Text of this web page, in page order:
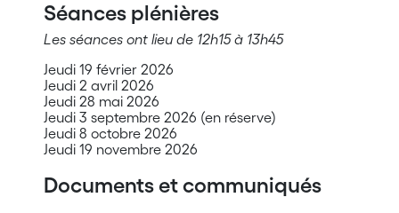
Séances plénières
Les séances ont lieu de 12h15 à 13h45
Jeudi 19 février 2026
Jeudi 2 avril 2026
Jeudi 28 mai 2026
Jeudi 3 septembre 2026 (en réserve)
Jeudi 8 octobre 2026
Jeudi 19 novembre 2026
Documents et communiqués